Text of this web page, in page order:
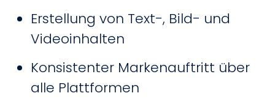
Erstellung von Text-, Bild- und
Videoinhalten
Konsistenter Markenauftritt über
alle Plattformen